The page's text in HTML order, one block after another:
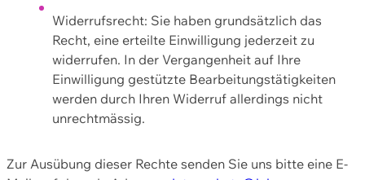
Widerrufsrecht: Sie haben grundsätzlich das
Recht, eine erteilte Einwilligung jederzeit zu
widerrufen. In der Vergangenheit auf Ihre
Einwilligung gestützte Bearbeitungstätigkeiten
werden durch Ihren Widerruf allerdings nicht
unrechtmässig.
Zur Ausübung dieser Rechte senden Sie uns bitte eine E-